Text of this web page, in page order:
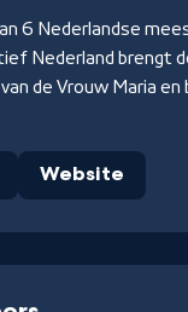
6 Nederlandse
Nederland
de Vrouw Maria
Website